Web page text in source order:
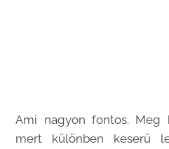
Ami nagyon fontos. Meg
mert különben keserű